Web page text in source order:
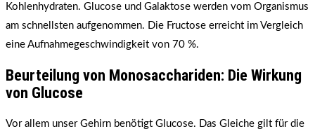
Kohlenhydraten. Glucose und Galaktose werden vom Organismus
am schnellsten aufgenommen. Die Fructose erreicht im Vergleich
eine Aufnahmegeschwindigkeit von 70 %.
Beurteilung von Monosacchariden: Die Wirkung
von Glucose
Vor allem unser Gehirn benötigt Glucose. Das Gleiche gilt für die